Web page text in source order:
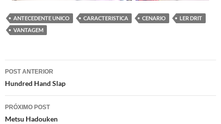
ANTECEDENTE UNICO CARACTERISTICA CENARIO
LER DRIT
VANTAGEM
Navegação
de
posts
POST ANTERIOR
Hundred Hand Slap
PRÓXIMO POST
Metsu Hadouken